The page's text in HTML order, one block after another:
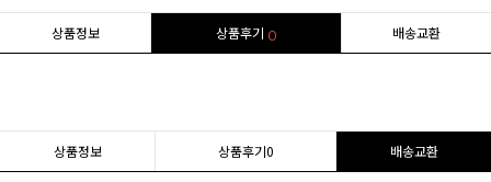
상품정보 상품후기 0 배송교환
상품정보 상품후기0 배송교환